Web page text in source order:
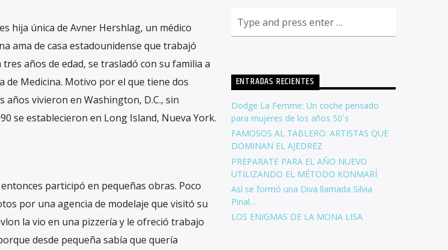
hija única de Avner Hershlag, un médico
ama de casa estadounidense que trabajó
años de edad, se trasladó con su familia a
de Medicina. Motivo por el que tiene dos
años vivieron en Washington, D.C., sin
se establecieron en Long Island, Nueva York.
participó en pequeñas obras. Poco
por una agencia de modelaje que visitó su
la vio en una pizzería y le ofreció trabajo
desde pequeña sabía que quería
ENTRADAS RECIENTES
Dodge La Femme: Un coche pensado
para mujeres de los años 50´s
FAMOSOS AL TABLERO: ARTISTAS QUE
DOMINAN EL AJEDREZ
PREPARATE PARA EL AÑO NUEVO
UTILIZANDO EL MÉTODO KONMARÍ
Así se formó una Diva llamada Silvia
Pinal…
LOS ENIGMAS DE LA MONA LISA